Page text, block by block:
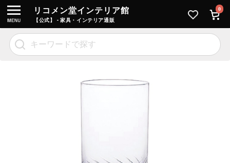
リコメン堂インテリア館
【公式】 - 家具・インテリア通販
0